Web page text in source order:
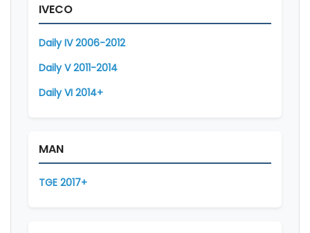
IVECO
Daily IV 2006-2012
Daily V 2011-2014
Daily VI 2014+
MAN
TGE 2017+